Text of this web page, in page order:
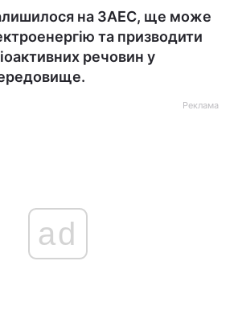
на ЗАЕС, ще може
та призводити
речовин у
Реклама
ad